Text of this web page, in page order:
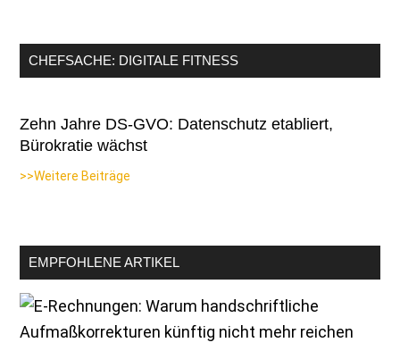
CHEFSACHE: DIGITALE FITNESS
Zehn Jahre DS-GVO: Datenschutz etabliert,
Bürokratie wächst
>>Weitere Beiträge
EMPFOHLENE ARTIKEL